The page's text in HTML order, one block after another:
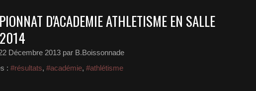
D'ACADEMIE ATHLETISME EN SALLE
Décembre 2013 par B.Boissonnade
: #résultats, #académie, #athlétisme